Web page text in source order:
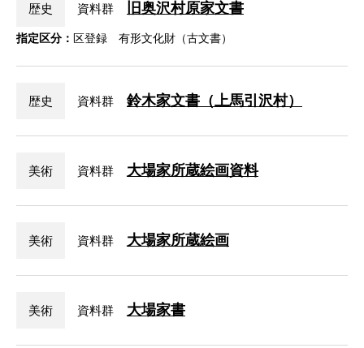
歴史 資料群 旧奥沢村原家文書
指定区分： 区登録 有形文化財（古文書）
歴史 資料群 鈴木家文書（上馬引沢村）
美術 資料群 大場家所蔵絵画資料
美術 資料群 大場家所蔵絵画
美術 資料群 大場家書